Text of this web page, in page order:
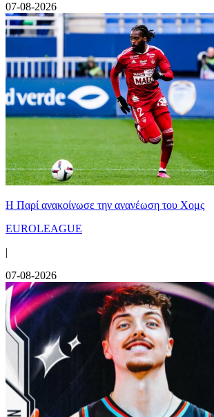
07-08-2026
Η Παρί ανακοίνωσε την ανανέωση του Χομς
EUROLEAGUE
|
07-08-2026